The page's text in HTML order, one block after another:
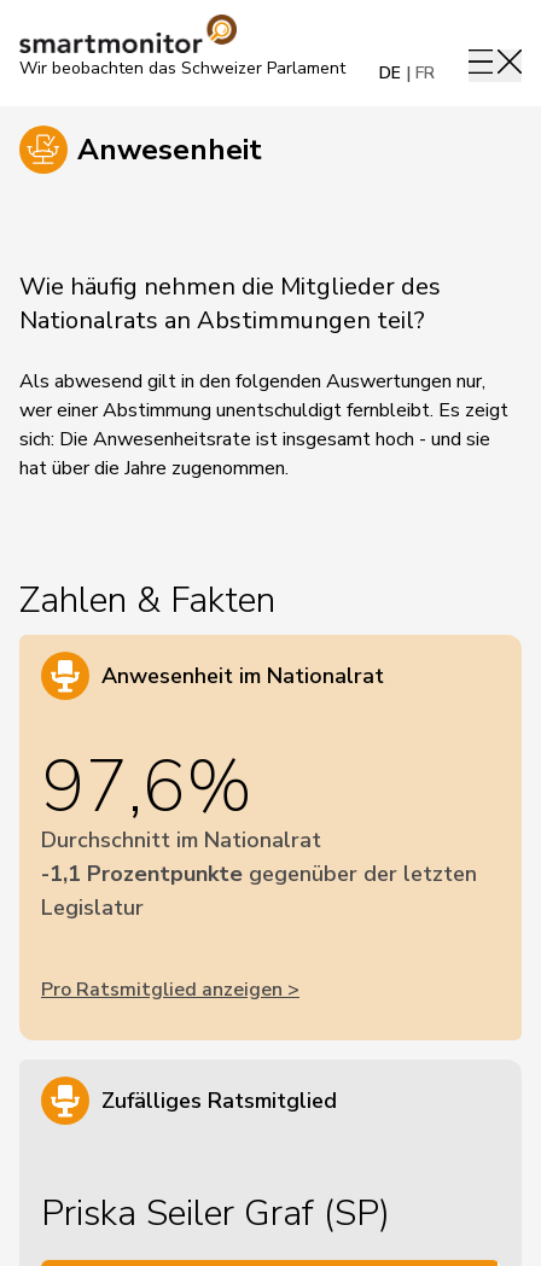
Wir beobachten das Schweizer Parlament DE FR
Anwesenheit
Wie häufig nehmen die Mitglieder des
Nationalrats an Abstimmungen teil?
Als abwesend gilt in den folgenden Auswertungen nur,
wer einer Abstimmung unentschuldigt fernbleibt. Es zeigt
sich: Die Anwesenheitsrate ist insgesamt hoch - und sie
hat über die Jahre zugenommen.
Zahlen & Fakten
Anwesenheit im Nationalrat
97,6%
Durchschnitt im Nationalrat
-1,1 Prozentpunkte gegenüber der letzten
Legislatur
Pro Ratsmitglied anzeigen >
Zufälliges Ratsmitglied
Priska Seiler Graf (SP)